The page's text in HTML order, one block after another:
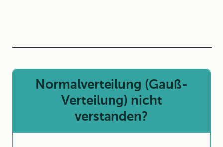
Normalverteilung (Gauß-
Verteilung) nicht
verstanden?